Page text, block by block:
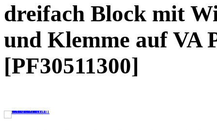
dreifach Block mit
und Klemme auf VA
[PF30511300]